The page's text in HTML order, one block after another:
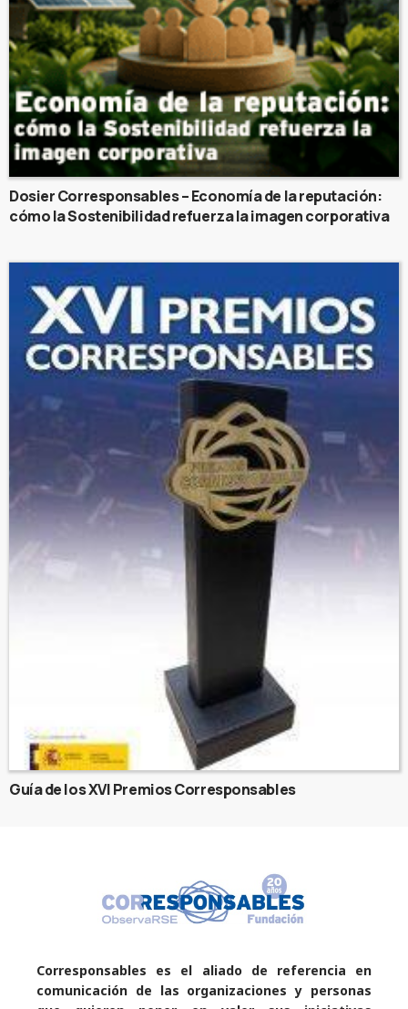
Dosier Corresponsables – Economía de la reputación:
cómo la Sostenibilidad refuerza la imagen corporativa
Guía de los XVI Premios Corresponsables
Corresponsables es el aliado de referencia en
comunicación de las organizaciones y personas